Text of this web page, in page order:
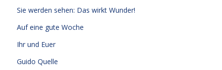
Sie werden sehen: Das wirkt Wunder!
Auf eine gute Woche
Ihr und Euer
Guido Quelle